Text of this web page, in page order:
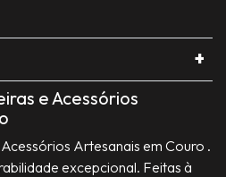
e Acessórios
Artesanais em Couro .
excepcional. Feitas à